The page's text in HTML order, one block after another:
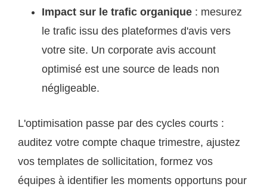
Impact sur le trafic organique : mesurez
le trafic issu des plateformes d'avis vers
votre site. Un corporate avis account
optimisé est une source de leads non
négligeable.
L'optimisation passe par des cycles courts :
auditez votre compte chaque trimestre, ajustez
vos templates de sollicitation, formez vos
équipes à identifier les moments opportuns pour